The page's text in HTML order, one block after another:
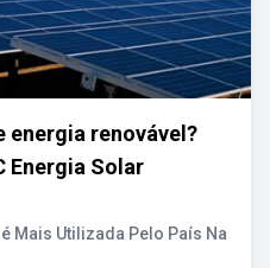
energia renovável?
Energia Solar
Mais Utilizada Pelo País Na